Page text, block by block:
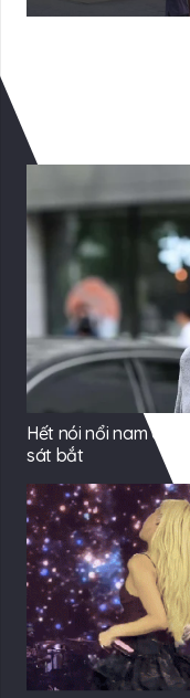
Hết nói nổi nam
sát bắt